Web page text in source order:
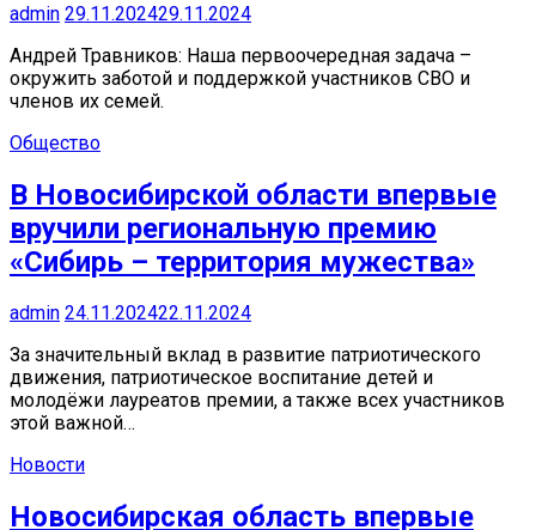
admin 29.11.202429.11.2024
Андрей Травников: Наша первоочередная задача –
окружить заботой и поддержкой участников СВО и
членов их семей.
Общество
В Новосибирской области впервые
вручили региональную премию
«Сибирь – территория мужества»
admin 24.11.202422.11.2024
За значительный вклад в развитие патриотического
движения, патриотическое воспитание детей и
молодёжи лауреатов премии, а также всех участников
этой важной…
Новости
Новосибирская область впервые